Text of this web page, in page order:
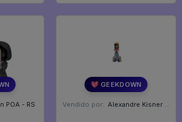
POA - RS
💖 GEEKDOWN
Vendido por: Alexandre Kisner - PR